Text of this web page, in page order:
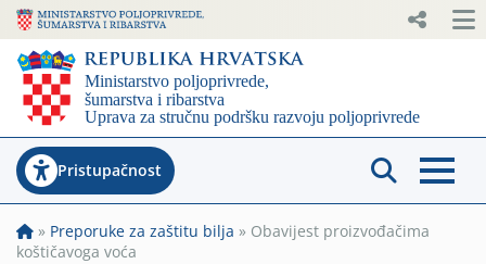
Pristupačnost
» Preporuke za zaštitu bilja » Obavijest proizvođačima
koštičavoga voća